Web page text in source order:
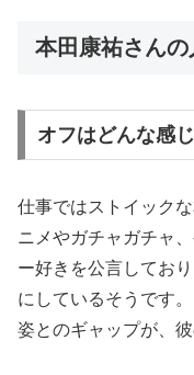
本田康祐さん
オフはどんな感
仕事ではストイック
ニメやガチャガチャ
ー好きを公言してお
にしているそうです
姿とのギャップが、